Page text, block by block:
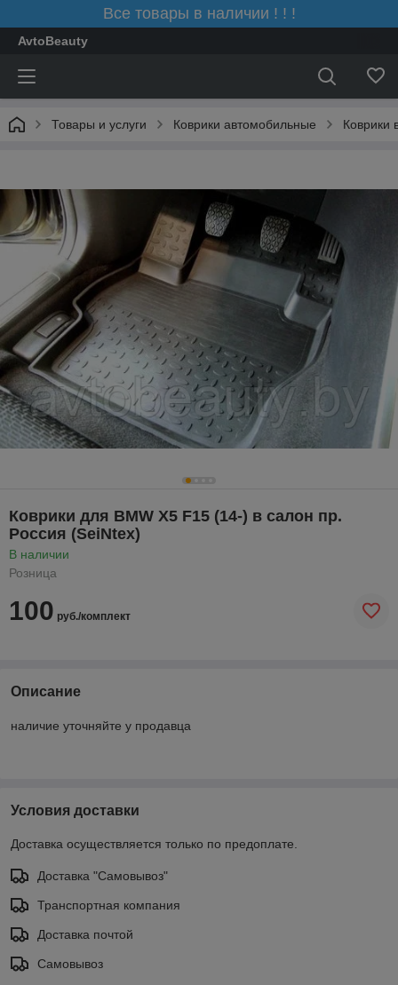
Все товары в наличии ! ! !
AvtoBeauty
Товары и услуги Коврики автомобильные Коврики
Коврики для BMW X5 F15 (14-) в салон пр.
Россия (SeiNtex)
В наличии
Розница
100 руб./комплект
Описание
наличие уточняйте у продавца
Условия доставки
Доставка осуществляется только по предоплате.
Доставка "Самовывоз"
Транспортная компания
Доставка почтой
Самовывоз